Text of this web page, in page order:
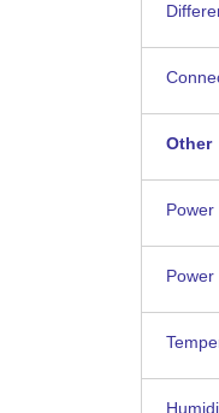
Other
Power